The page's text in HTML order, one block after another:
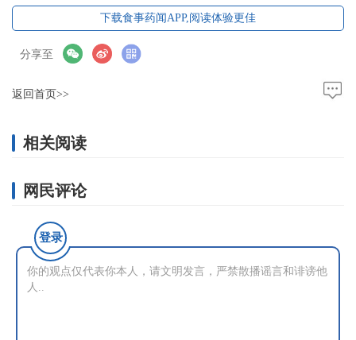
下载食事药闻APP,阅读体验更佳
分享至
返回首页>>
相关阅读
网民评论
登录